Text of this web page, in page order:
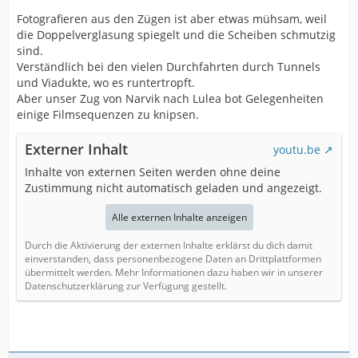
Fotografieren aus den Zügen ist aber etwas mühsam, weil
die Doppelverglasung spiegelt und die Scheiben schmutzig
sind.
Verständlich bei den vielen Durchfahrten durch Tunnels
und Viadukte, wo es runtertropft.
Aber unser Zug von Narvik nach Lulea bot Gelegenheiten
einige Filmsequenzen zu knipsen.
Externer Inhalt
youtu.be
Inhalte von externen Seiten werden ohne deine
Zustimmung nicht automatisch geladen und angezeigt.
Alle externen Inhalte anzeigen
Durch die Aktivierung der externen Inhalte erklärst du dich damit
einverstanden, dass personenbezogene Daten an Drittplattformen
übermittelt werden. Mehr Informationen dazu haben wir in unserer
Datenschutzerklärung zur Verfügung gestellt.